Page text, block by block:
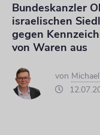
Bundeskanzler
israelischen
gegen
von Waren aus
von